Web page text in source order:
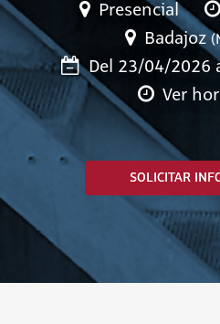
Presencial
Badajoz
Del 23/04/2026
Ver
SOLICITAR